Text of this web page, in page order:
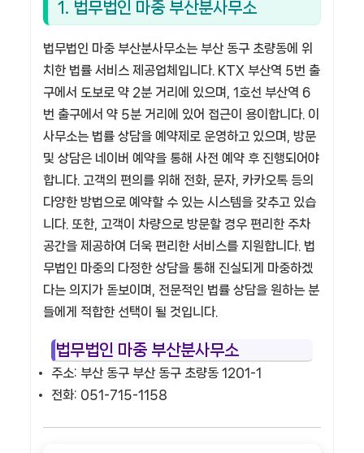
1. 법무법인 마중 부산분사무소
법무법인 마중 부산분사무소는 부산 동구 초량동에 위
치한 법률 서비스 제공업체입니다. KTX 부산역 5번 출
구에서 도보로 약 2분 거리에 있으며, 1호선 부산역 6
번 출구에서 약 5분 거리에 있어 접근이 용이합니다. 이
사무소는 법률 상담을 예약제로 운영하고 있으며, 방문
및 상담은 네이버 예약을 통해 사전 예약 후 진행되어야
합니다. 고객의 편의를 위해 전화, 문자, 카카오톡 등의
다양한 방법으로 예약할 수 있는 시스템을 갖추고 있습
니다. 또한, 고객이 차량으로 방문할 경우 편리한 주차
공간을 제공하여 더욱 편리한 서비스를 지원합니다. 법
무법인 마중의 다정한 상담을 통해 진실되게 마중하겠
다는 의지가 돋보이며, 전문적인 법률 상담을 원하는 분
들에게 적합한 선택이 될 것입니다.
법무법인 마중 부산분사무소
주소: 부산 동구 부산 동구 초량동 1201-1
전화: 051-715-1158